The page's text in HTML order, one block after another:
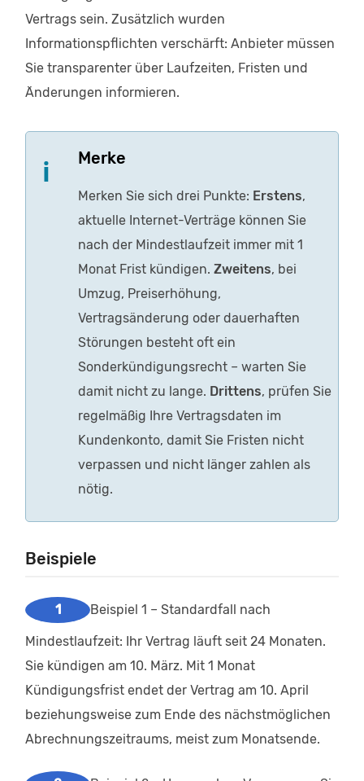
Vertrags sein. Zusätzlich wurden
Informationspflichten verschärft: Anbieter müssen
Sie transparenter über Laufzeiten, Fristen und
Änderungen informieren.
Merke
Merken Sie sich drei Punkte: Erstens,
aktuelle Internet-Verträge können Sie
nach der Mindestlaufzeit immer mit 1
Monat Frist kündigen. Zweitens, bei
Umzug, Preiserhöhung,
Vertragsänderung oder dauerhaften
Störungen besteht oft ein
Sonderkündigungsrecht – warten Sie
damit nicht zu lange. Drittens, prüfen Sie
regelmäßig Ihre Vertragsdaten im
Kundenkonto, damit Sie Fristen nicht
verpassen und nicht länger zahlen als
nötig.
Beispiele
Beispiel 1 – Standardfall nach
Mindestlaufzeit: Ihr Vertrag läuft seit 24 Monaten.
Sie kündigen am 10. März. Mit 1 Monat
Kündigungsfrist endet der Vertrag am 10. April
beziehungsweise zum Ende des nächstmöglichen
Abrechnungszeitraums, meist zum Monatsende.